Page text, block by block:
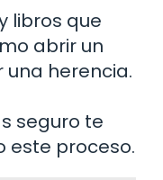
libros que
abrir un
herencia.
seguro te
este proceso.